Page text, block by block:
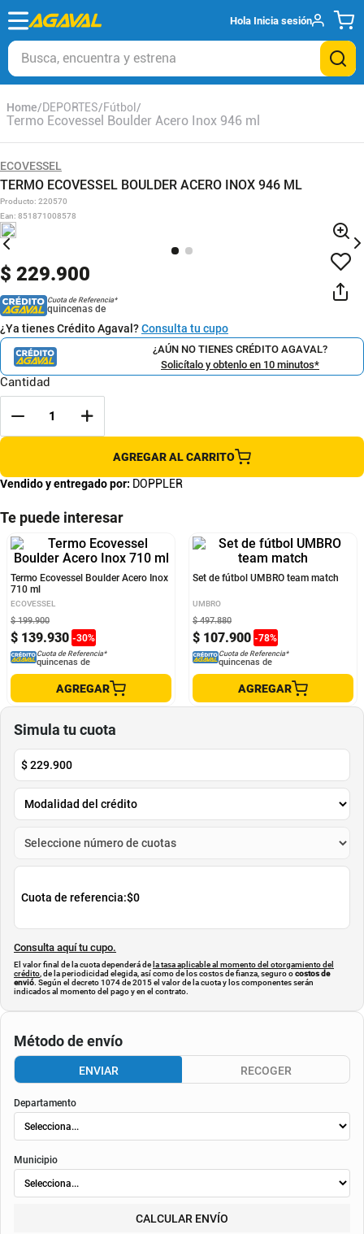
Hola Inicia sesión
Busca, encuentra y estrena
DEPORTES Fútbol
Termo Ecovessel Boulder Acero Inox 946 ml
ECOVESSEL
TERMO ECOVESSEL BOULDER ACERO INOX 946 ML
Producto: 220570
Ean: 851871008578
$ 229.900
Cuota de Referencia*
quincenas de
¿Ya tienes Crédito Agaval?Consulta tu cupo
¿AÚN NO TIENES CRÉDITO AGAVAL?
Solicítalo y obtenlo en 10 minutos*
Cantidad
AGREGAR AL CARRITO
Vendido y entregado por: DOPPLER
Te puede interesar
Termo Ecovessel Boulder Acero Inox
710 ml
$ 139.930 -30%
$ 199. 900
Cuota de Referencia*
AGREGAR
Set de fútbol UMBRO team match
$ 107.900 -78%
Simula tu cuota
Cuota de referencia:$0
Consulta aquí tu cupo.
El valor final de la cuota dependerá de
la tasa aplicable al momento del otorgamiento del
crédito, de la periodicidad elegida, así como de los costos de fianza, seguro ocostos de
indicados al momento del pago y en el contrato.
Método de envío
ENVIAR